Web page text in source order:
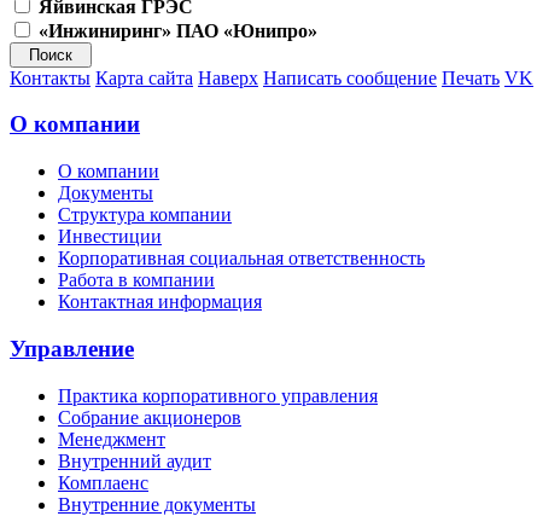
Яйвинская ГРЭС
«Инжиниринг» ПАО «Юнипро»
Контакты Карта сайта Наверх Написать сообщение Печать VK
О компании
О компании
Документы
Структура компании
Инвестиции
Корпоративная социальная ответственность
Работа в компании
Контактная информация
Управление
Практика корпоративного управления
Собрание акционеров
Менеджмент
Внутренний аудит
Комплаенс
Внутренние документы